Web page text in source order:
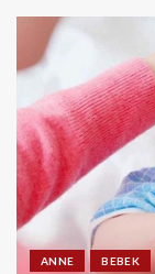
ANNE BEBEK